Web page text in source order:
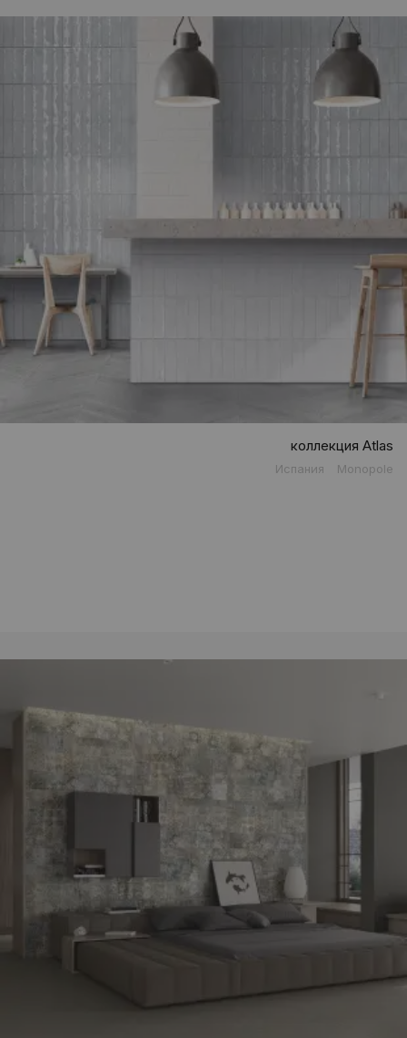
коллекция Atlas
Испания Monopole